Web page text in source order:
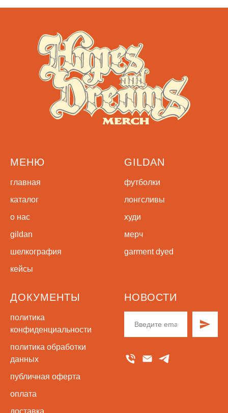
МЕНЮ
главная
каталог
о нас
gildan
шелкография
кейсы
GILDAN
футболки
лонгсливы
худи
мерч
garment dyed
ДОКУМЕНТЫ
политика
конфиденциальности
политика обработки
данных
публичная оферта
оплата
доставка
НОВОСТИ